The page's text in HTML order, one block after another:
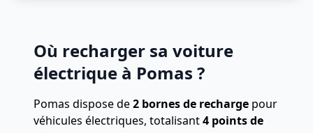
Où recharger sa voiture
électrique à Pomas ?
Pomas dispose de2 bornes de recharge pour
véhicules électriques, totalisant4 points de